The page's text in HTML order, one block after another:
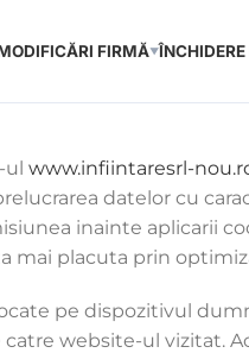
FIRMĂ▼
ul www.infiintaresrl-
datelor cu
inainte aplicarii
mai placuta prin
pe dispozitivul
website-ul vizitat.